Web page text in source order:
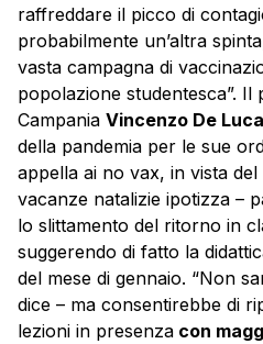
raffreddare il picco di
probabilmente un’altra
vasta campagna di
popolazione studentesca”. Il
Campania Vincenzo De Luca
della pandemia per le sue
appella ai no vax, in vista
vacanze natalizie ipotizza –
lo slittamento del ritorno in
suggerendo di fatto la
del mese di gennaio. “Non
dice – ma consentirebbe di
lezioni in presenza con